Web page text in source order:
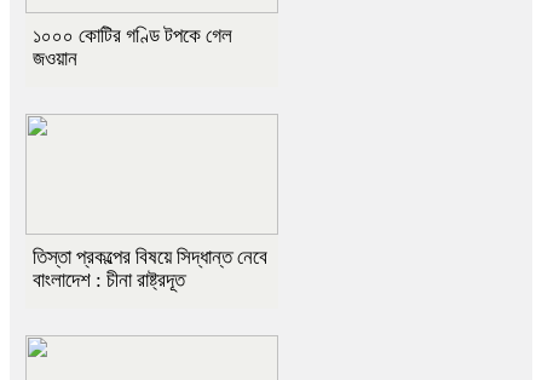
১০০০ কোটির গণ্ডি টপকে গেল
জওয়ান
তিস্তা প্রকল্পের বিষয়ে সিদ্ধান্ত নেবে
বাংলাদেশ : চীনা রাষ্ট্রদূত